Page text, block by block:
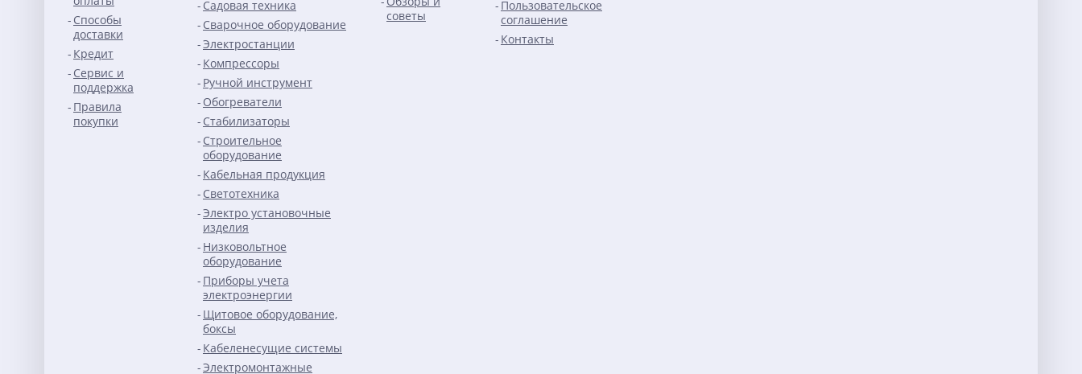
Способы
доставки
Кредит
Сервис и
поддержка
Правила
покупки
Садовая техника
Сварочное оборудование
Электростанции
Компрессоры
Ручной инструмент
Обогреватели
Стабилизаторы
Строительное
оборудование
Кабельная продукция
Светотехника
Электро установочные
изделия
Низковольтное
оборудование
Приборы учета
электроэнергии
Щитовое оборудование,
боксы
Кабеленесущие системы
Электромонтажные
советы
Пользовательское
соглашение
Контакты